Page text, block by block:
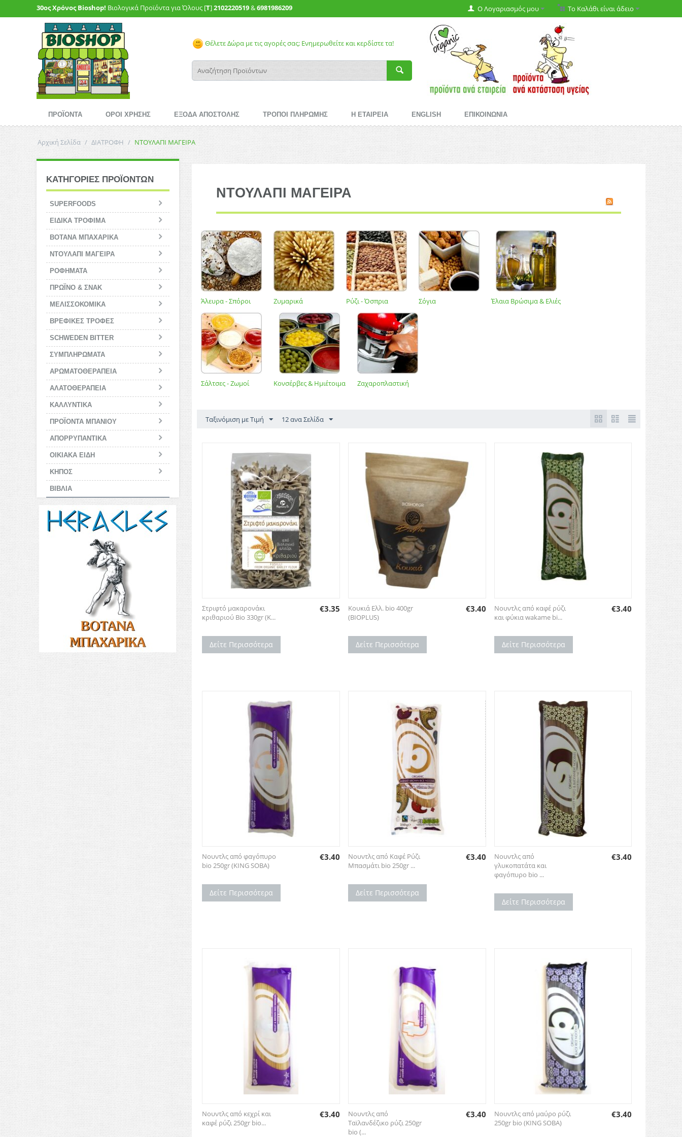
30ος Χρόνος Bioshop! Βιολογικά Προϊόντα για Όλους [T]2102220519&6981986209 Το Καλάθι είναι άδειο
Ο Λογαριασμός μου
Θέλετε Δώρα με τις αγορές σας; Ενημερωθείτε και κερδίστε τα!
ΠΡΟΪΟΝΤΑ ΟΡΟΙ ΧΡΗΣΗΣ ΕΞΟΔΑ ΑΠΟΣΤΟΛΗΣ ΤΡΟΠΟΙ ΠΛΗΡΩΜΗΣ Η ΕΤΑΙΡΕΙΑ ENGLISH ΕΠΙΚΟΙΝΩΝΙΑ
Αρχική Σελίδα / ΔΙΑΤΡΟΦΗ / ΝΤΟΥΛΑΠΙ ΜΑΓΕΙΡΑ
ΚΑΤΗΓΟΡΙΕΣ ΠΡΟΪΟΝΤΩΝ
SUPERFOODS
ΕΙΔΙΚΑ ΤΡΟΦΙΜΑ
ΒΟΤΑΝΑ ΜΠΑΧΑΡΙΚΑ
ΝΤΟΥΛΑΠΙ ΜΑΓΕΙΡΑ
ΡΟΦΗΜΑΤΑ
ΠΡΩΪΝΟ & ΣΝΑΚ
ΜΕΛΙΣΣΟΚΟΜΙΚΑ
BΡΕΦΙΚΕΣ ΤΡΟΦΕΣ
SCHWEDEN BITTER
ΣΥΜΠΛΗΡΩΜΑΤΑ
ΑΡΩΜΑΤΟΘΕΡΑΠΕΙΑ
ΑΛΑΤΟΘΕΡΑΠΕΙΑ
ΚΑΛΛΥΝΤΙΚΑ
ΠΡΟΪΟΝΤΑ ΜΠΑΝΙΟΥ
ΑΠΟΡΡΥΠΑΝΤΙΚΑ
ΟΙΚΙΑΚΑ ΕΙΔΗ
ΚΗΠΟΣ
ΒΙΒΛΙΑ
ΝΤΟΥΛΑΠΙ ΜΑΓΕΙΡΑ
Άλευρα - Σπόροι Ζυμαρικά Ρύζι - Όσπρια Σόγια Έλαια Βρώσιμα & Ελιές
Σάλτσες - Ζωμοί Κονσέρβες & Ημιέτοιμα Ζαχαροπλαστική
Ταξινόμιση με Τιμή 12 ανα Σελίδα
Στριφτό μακαρονάκι
κριθαριού Bio 330gr (Κ...
€3.35
Δείτε Περισσότερα
Κουκιά Ελλ. bio 400gr
(BIOPLUS)
€3.40
Δείτε Περισσότερα
Νουντλς από καφέ ρύζι
και φύκια wakame bi...
€3.40
Δείτε Περισσότερα
Νουντλς από φαγόπυρο
bio 250gr (KING SOBA)
€3.40
Δείτε Περισσότερα
Νουντλς από Καφέ Ρύζι
Μπασμάτι bio 250gr ...
€3.40
Δείτε Περισσότερα
Νουντλς από
γλυκοπατάτα και
φαγόπυρο bio ...
€3.40
Δείτε Περισσότερα
Νουντλς από κεχρί και
καφέ ρύζι 250gr bio...
€3.40
Νουντλς από
Ταϊλανδέζικο ρύζι 250gr
bio (...
€3.40
Νουντλς από μαύρο ρύζι
250gr bio (KING SOBA)
€3.40